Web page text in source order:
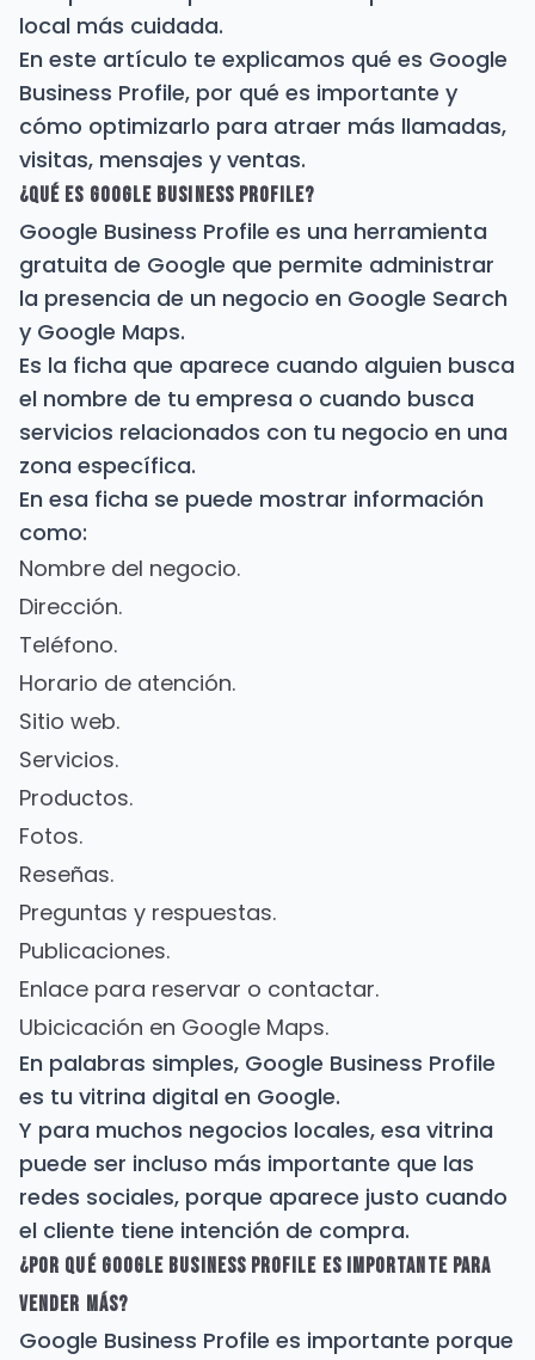
local más cuidada.
En este artículo te explicamos qué es Google
Business Profile, por qué es importante y
cómo optimizarlo para atraer más llamadas,
visitas, mensajes y ventas.
¿Qué es Google Business Profile?
Google Business Profile es una herramienta
gratuita de Google que permite administrar
la presencia de un negocio en Google Search
y Google Maps.
Es la ficha que aparece cuando alguien busca
el nombre de tu empresa o cuando busca
servicios relacionados con tu negocio en una
zona específica.
En esa ficha se puede mostrar información
como:
Nombre del negocio.
Dirección.
Teléfono.
Horario de atención.
Sitio web.
Servicios.
Productos.
Fotos.
Reseñas.
Preguntas y respuestas.
Publicaciones.
Enlace para reservar o contactar.
Ubicicación en Google Maps.
En palabras simples, Google Business Profile
es tu vitrina digital en Google.
Y para muchos negocios locales, esa vitrina
puede ser incluso más importante que las
redes sociales, porque aparece justo cuando
el cliente tiene intención de compra.
¿Por qué Google Business Profile es importante para
vender más?
Google Business Profile es importante porque